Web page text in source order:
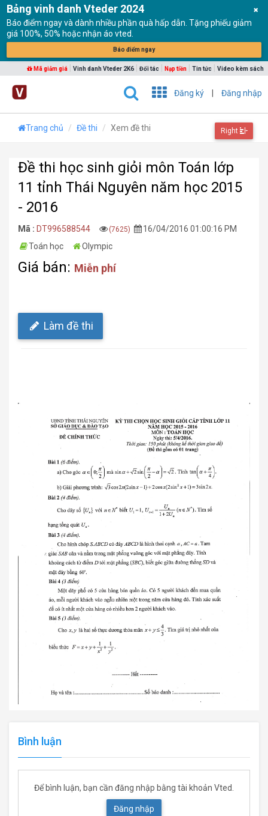
Bảng vinh danh Vteder 2024
Báo điểm ngay và dành nhiều phần quà hấp dẫn. Tặng phiếu giảm
giá 100%, 50% hoặc nhận áo vted.
Báo điểm ngay
Mã giảm giá Vinh danh Vteder 2K6 Đối tác Nạp tiền Tin tức Video kèm sách
Đăng ký Đăng nhập
Trang chủ Đề thi Xem đề thi Right
Đề thi học sinh giỏi môn Toán lớp
11 tỉnh Thái Nguyên năm học 2015
- 2016
Mã : DT996588544 (7625)
16/04/2016 01:00:16 PM
Toán học
Olympic
Giá bán: Miễn phí
Làm đề thi
Bình luận
Để bình luận, bạn cần đăng nhập bằng tài khoản Vted.
Đăng nhập